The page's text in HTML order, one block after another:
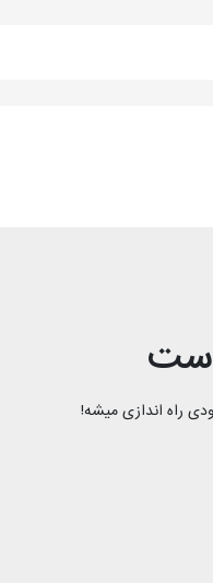
است
راه اندازی میشه!